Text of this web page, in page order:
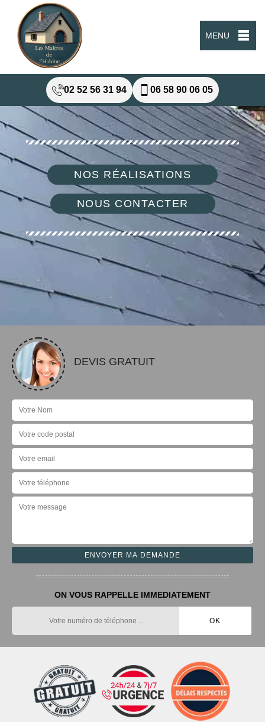
MENU
02 52 56 31 94 06 58 90 06 05
NOS RÉALISATIONS
NOUS CONTACTER
DEVIS GRATUIT
ON VOUS RAPPELLE IMMEDIATEMENT